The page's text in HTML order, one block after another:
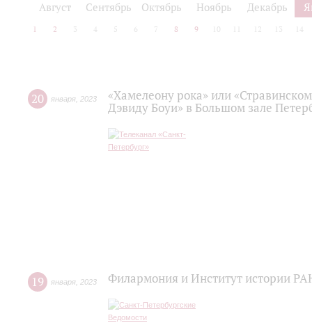
Август Сентябрь Октябрь Ноябрь Декабрь
1 2 3 4 5 6 7 8 9 10 12 13 14
20 января 2023
«Хамелеону рока» или
Дэвиду Боуи» в Большом зале
19 января 2023 Филармония и Институт истории